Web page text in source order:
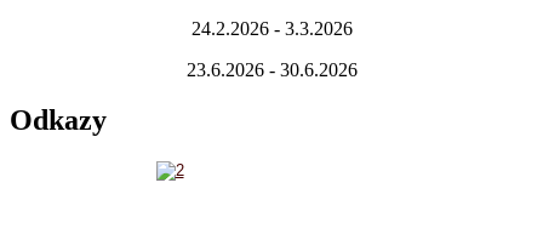
24.2.2026 - 3.3.2026
23.6.2026 - 30.6.2026
Odkazy